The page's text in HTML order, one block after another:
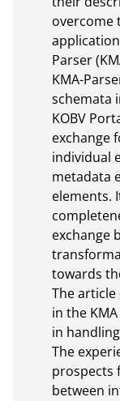
overcome
Parser
KMA-
schemata
KOBV
exchange
individual
metadata
elements.
exchange
towards
The
in the
in
The
prospects
between